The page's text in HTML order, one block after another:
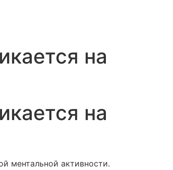
на
на
ментальной активности.